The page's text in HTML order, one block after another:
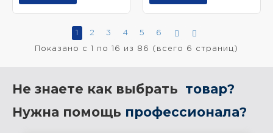
1 2 3 4 5 6
Показано с 1 по 16 из 86 (всего 6 страниц)
Не знаете как выбрать товар?
Нужна помощь профессионала?